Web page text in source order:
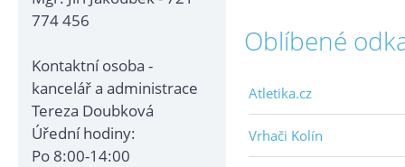
774 456
Kontaktní osoba -
kancelář a administrace
Tereza Doubková
Úřední hodiny:
Po 8:00-14:00
Oblíbené
Atletika.cz
Vrhači Kolín